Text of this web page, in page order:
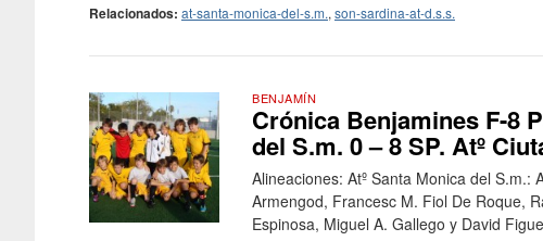
Relacionados: at-santa-monica-del-s.m., son-sardina-at-d.s.s.
BENJAMÍN
Crónica Benjamines F-8
del S.m. 0 – 8 SP. Atº
Alineaciones: Atº Santa Monica del
Armengod, Francesc M. Fiol De Roque,
Espinosa, Miguel A. Gallego y David